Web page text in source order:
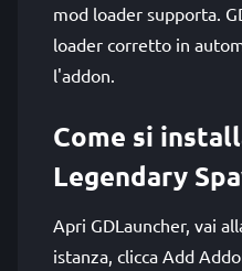
mod loader supporta.
loader corretto in
l'addon.
Come si
Legendary
Apri GDLauncher, vai
istanza, clicca Add